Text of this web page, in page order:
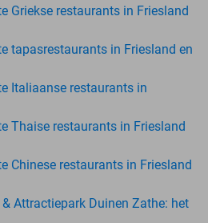
Griekse restaurants in Friesland
tapasrestaurants in Friesland en
Italiaanse restaurants in
Thaise restaurants in Friesland
Chinese restaurants in Friesland
Attractiepark Duinen Zathe: het